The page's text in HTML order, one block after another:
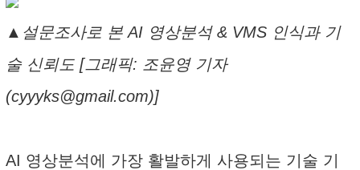
▲설문조사로 본 AI 영상분석 & VMS 인식과 기
술 신뢰도 [그래픽: 조윤영 기자
(cyyyks@gmail.com)]
AI 영상분석에 가장 활발하게 사용되는 기술 기